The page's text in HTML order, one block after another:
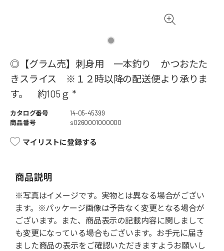
◎【グラム売】刺身用 一本釣り かつおたた
きスライス ※１２時以降の配送便より承りま
す。 約105ｇ *
カタログ番号
14-05-45399
商品番号
s0260001000000
マイリストに登録する
商品説明
※写真はイメージです。実物とは異なる場合がござい
ます。※パッケージ画像は予告なく変更となる場合が
ございます。また、商品表示の記載内容に関しまして
も変更になっている場合もございます。お手元に届き
ました商品の表示をご確認いただきますようお願いし